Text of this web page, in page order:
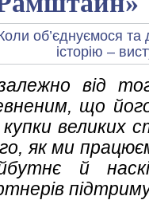
від
що
купки великих
як ми
й